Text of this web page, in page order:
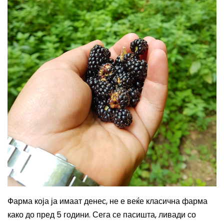
Фарма која ја имаат денес, не е веќе класична фарма
како до пред 5 години. Сега се пасишта, ливади со